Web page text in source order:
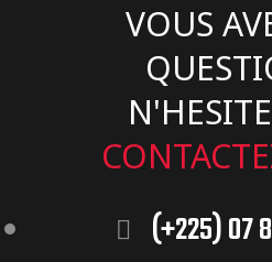
VOUS
(+225) 07